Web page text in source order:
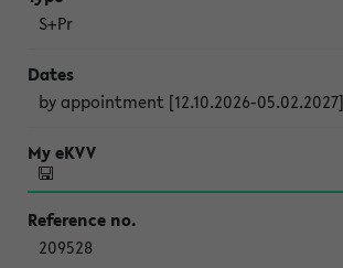
S+Pr
by appointment [12.10.2026-05.02.2027]
209528